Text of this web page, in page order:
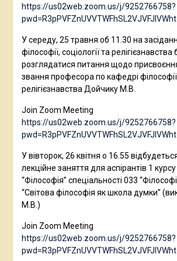
https://us02web.zoom.us/j/9252766758?
У середу, 25 травня об 11.30 на
філософії, соціології та релігієзнавства
розглядатися питання щодо
звання професора по кафедрі філософії,
релігієзнавства Дойчику М.В.
Join Zoom Meeting
https://us02web.zoom.us/j/9252766758?
У вівторок, 26 квітня о 16.55
лекційне заняття для аспірантів 1
“Філософія” спеціальності 033
“Світова філософія як школа думки”
М.В.)
Join Zoom Meeting
https://us02web.zoom.us/j/9252766758?